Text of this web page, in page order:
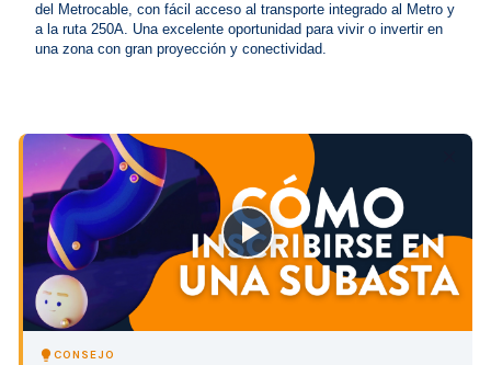
del Metrocable, con fácil acceso al transporte integrado al Metro y
a la ruta 250A. Una excelente oportunidad para vivir o invertir en
una zona con gran proyección y conectividad.
lightbulb CONSEJO